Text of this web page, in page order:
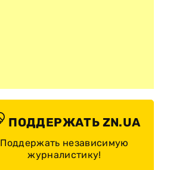
ПОДДЕРЖАТЬ ZN.UA
Поддержать независимую
журналистику!